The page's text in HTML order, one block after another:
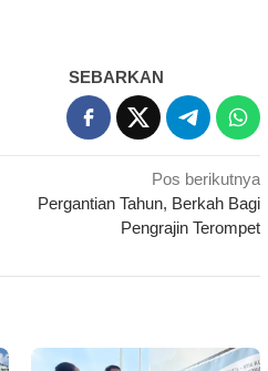
SEBARKAN
Pos berikutnya
Pergantian Tahun, Berkah Bagi
Pengrajin Terompet